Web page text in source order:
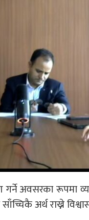
अवसरका रूपमा
अर्थ राख्ने